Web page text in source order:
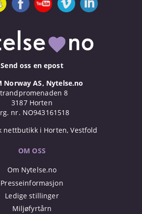
Send oss en epost
Norway AS, Nytelse.no
8
3187 Horten
nr. NO943161518
nettbutikk i Horten, Vestfold
OM OSS
Om Nytelse.no
Presseinformasjon
Ledige stillinger
Miljøfyrtårn